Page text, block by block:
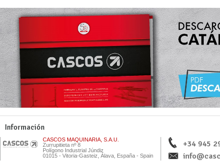
Información
CASCOS MAQUINARIA, S.A.U.
Zurrupitieta nº 8
Polígono Industrial Júndiz
01015 - Vitoria-Gasteiz, Álava, España - Spain
+34 945